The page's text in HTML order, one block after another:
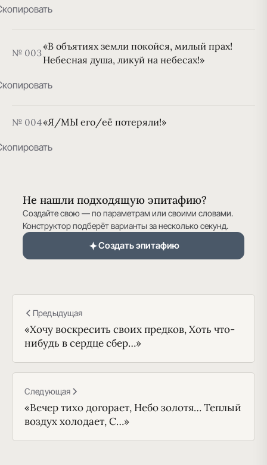
№ 003
«В объятиях земли покойся, милый прах!
Небесная душа, ликуй на небесах!»
№ 004«Я/МЫ его/её потеряли!»
Не нашли подходящую эпитафию?
Создайте свою — по параметрам или своими словами.
Конструктор подберёт варианты за несколько секунд.
Создать эпитафию
Предыдущая
«Хочу воскресить своих предков, Хоть что-
нибудь в сердце сбер…»
Следующая
«Вечер тихо догорает, Небо золотя… Теплый
воздух холодает, С…»